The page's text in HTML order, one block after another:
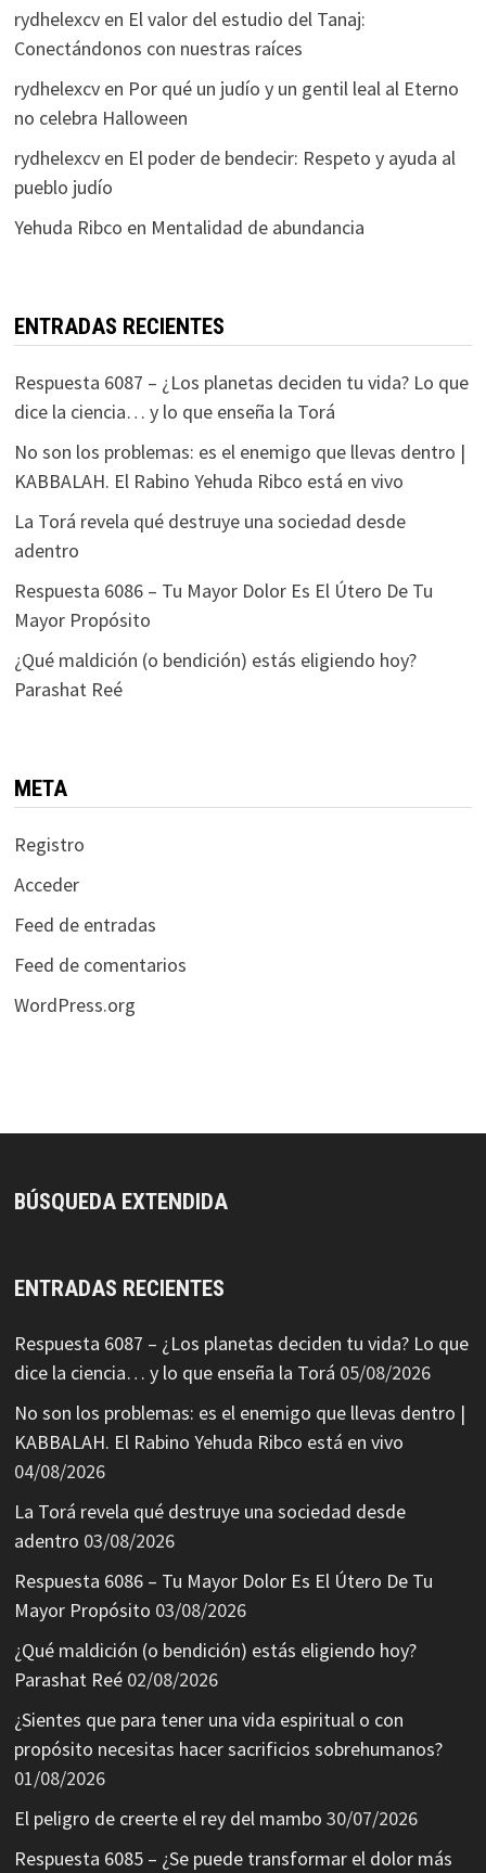
rydhelexcven El valor del estudio del Tanaj:
Conectándonos con nuestras raíces
rydhelexcven Por qué un judío y un gentil leal al Eterno
no celebra Halloween
rydhelexcven El poder de bendecir: Respeto y ayuda al
pueblo judío
Yehuda Ribco en Mentalidad de abundancia
ENTRADAS RECIENTES
Respuesta 6087 – ¿Los planetas deciden tu vida? Lo que
dice la ciencia… y lo que enseña la Torá
No son los problemas: es el enemigo que llevas dentro |
KABBALAH. El Rabino Yehuda Ribco está en vivo
La Torá revela qué destruye una sociedad desde
adentro
Respuesta 6086 – Tu Mayor Dolor Es El Útero De Tu
Mayor Propósito
¿Qué maldición (o bendición) estás eligiendo hoy?
Parashat Reé
META
Registro
Acceder
Feed de entradas
Feed de comentarios
WordPress.org
BÚSQUEDA EXTENDIDA
ENTRADAS RECIENTES
Respuesta 6087 – ¿Los planetas deciden tu vida? Lo que
dice la ciencia… y lo que enseña la Torá 05/08/2026
No son los problemas: es el enemigo que llevas dentro |
KABBALAH. El Rabino Yehuda Ribco está en vivo
04/08/2026
La Torá revela qué destruye una sociedad desde
adentro 03/08/2026
Respuesta 6086 – Tu Mayor Dolor Es El Útero De Tu
Mayor Propósito 03/08/2026
¿Qué maldición (o bendición) estás eligiendo hoy?
Parashat Reé 02/08/2026
¿Sientes que para tener una vida espiritual o con
propósito necesitas hacer sacrificios sobrehumanos?
01/08/2026
El peligro de creerte el rey del mambo 30/07/2026
Respuesta 6085 – ¿Se puede transformar el dolor más